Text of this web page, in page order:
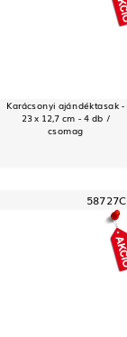
Karácsonyi ajándéktasak -
23 x 12,7 cm - 4 db /
csomag
58727C